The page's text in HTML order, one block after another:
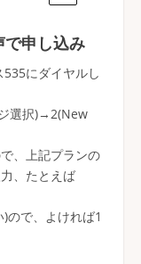
で申し込み
にダイヤルし
選択)→2(New
、上記プランの
、たとえば
ので、よければ1